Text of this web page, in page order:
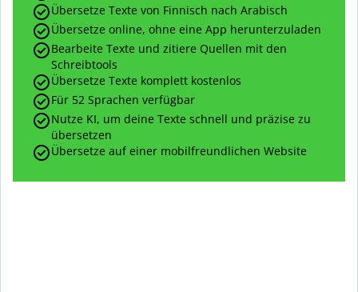
Übersetze Texte von Finnisch nach Arabisch
Übersetze online, ohne eine App herunterzuladen
Bearbeite Texte und zitiere Quellen mit den
Schreibtools
Übersetze Texte komplett kostenlos
Für 52 Sprachen verfügbar
Nutze KI, um deine Texte schnell und präzise zu
übersetzen
Übersetze auf einer mobilfreundlichen Website